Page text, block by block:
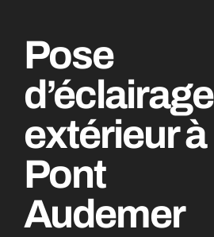
Pose
d’éclairage
extérieur à
Pont
Audemer